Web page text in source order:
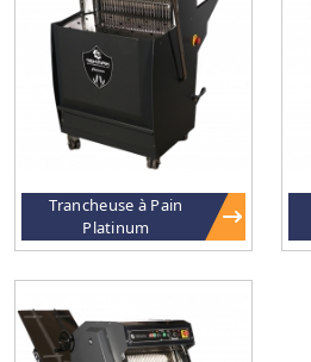
Trancheuse à Pain
Platinum